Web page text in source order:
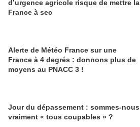
d’urgence agricole risque de mettre la
France à sec
Alerte de Météo France sur une
France à 4 degrés : donnons plus de
moyens au PNACC 3 !
Jour du dépassement : sommes-nous
vraiment « tous coupables » ?